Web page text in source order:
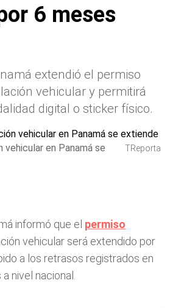
6 meses
extendió el permiso
vehicular y permitirá
digital o sticker físico.
en Panamá se
TReporta
informó que el permiso
vehicular será extendido por
a los retrasos registrados en
nivel nacional.